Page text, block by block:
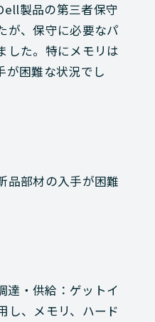
製品の第三者保守
が、保守に必要なパ
した。特にメモリは
が困難な状況でし
品部材の入手が困難
達・供給：ゲットイ
し、メモリ、ハード